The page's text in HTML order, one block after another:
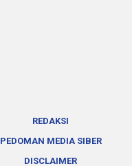
REDAKSI
PEDOMAN MEDIA SIBER
DISCLAIMER